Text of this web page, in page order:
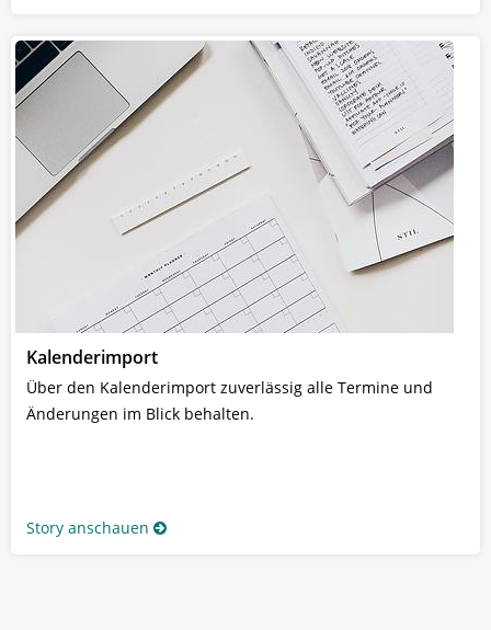
Kalenderimport
Über den Kalenderimport zuverlässig alle Termine und
Änderungen im Blick behalten.
Story anschauen